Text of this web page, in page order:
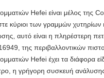
Hefei είναι μέλος της
κύριοι των γραμμών
αυτό είναι η πληρέστερη
της περιβαλλοντικών
Hefei έχει τα διάφορα
η γρήγορη συσκευή ανάλυσης